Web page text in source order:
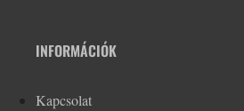
INFORMÁCIÓK
Kapcsolat